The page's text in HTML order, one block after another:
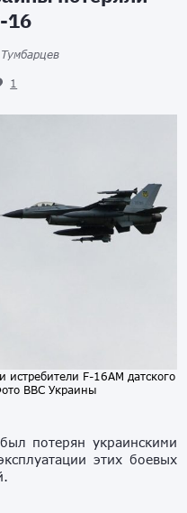
16
1
F-16AM датского
ВВС Украины
потерян украинскими
этих боевых